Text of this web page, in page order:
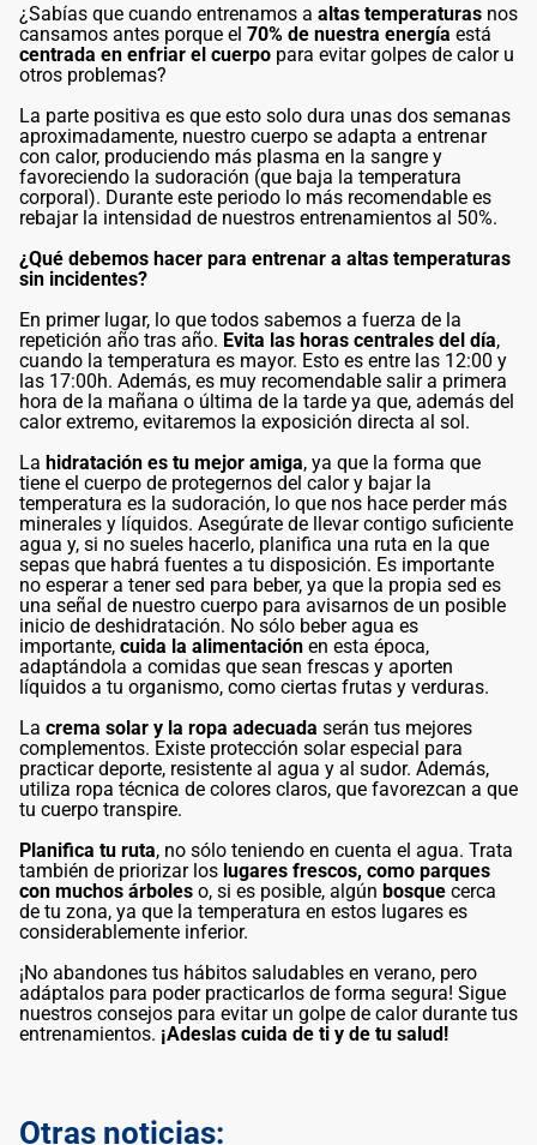
¿Sabías que cuando entrenamos a altas temperaturas nos
cansamos antes porque el 70% de nuestra energía está
centrada en enfriar el cuerpo para evitar golpes de calor u
otros problemas?
La parte positiva es que esto solo dura unas dos semanas
aproximadamente, nuestro cuerpo se adapta a entrenar
con calor, produciendo más plasma en la sangre y
favoreciendo la sudoración (que baja la temperatura
corporal). Durante este periodo lo más recomendable es
rebajar la intensidad de nuestros entrenamientos al 50%.
¿Qué debemos hacer para entrenar a altas temperaturas
sin incidentes?
En primer lugar, lo que todos sabemos a fuerza de la
repetición año tras año. Evita las horas centrales del día,
cuando la temperatura es mayor. Esto es entre las 12:00 y
las 17:00h. Además, es muy recomendable salir a primera
hora de la mañana o última de la tarde ya que, además del
calor extremo, evitaremos la exposición directa al sol.
La hidratación es tu mejor amiga, ya que la forma que
tiene el cuerpo de protegernos del calor y bajar la
temperatura es la sudoración, lo que nos hace perder más
minerales y líquidos. Asegúrate de llevar contigo suficiente
agua y, si no sueles hacerlo, planifica una ruta en la que
sepas que habrá fuentes a tu disposición. Es importante
no esperar a tener sed para beber, ya que la propia sed es
una señal de nuestro cuerpo para avisarnos de un posible
inicio de deshidratación. No sólo beber agua es
importante, cuida la alimentación en esta época,
adaptándola a comidas que sean frescas y aporten
líquidos a tu organismo, como ciertas frutas y verduras.
La crema solar y la ropa adecuada serán tus mejores
complementos. Existe protección solar especial para
practicar deporte, resistente al agua y al sudor. Además,
utiliza ropa técnica de colores claros, que favorezcan a que
tu cuerpo transpire.
Planifica tu ruta, no sólo teniendo en cuenta el agua. Trata
también de priorizar los lugares frescos, como parques
con muchos árboles o, si es posible, algún bosque cerca
de tu zona, ya que la temperatura en estos lugares es
considerablemente inferior.
¡No abandones tus hábitos saludables en verano, pero
adáptalos para poder practicarlos de forma segura! Sigue
nuestros consejos para evitar un golpe de calor durante tus
entrenamientos. ¡Adeslas cuida de ti y de tu salud!
Otras noticias: